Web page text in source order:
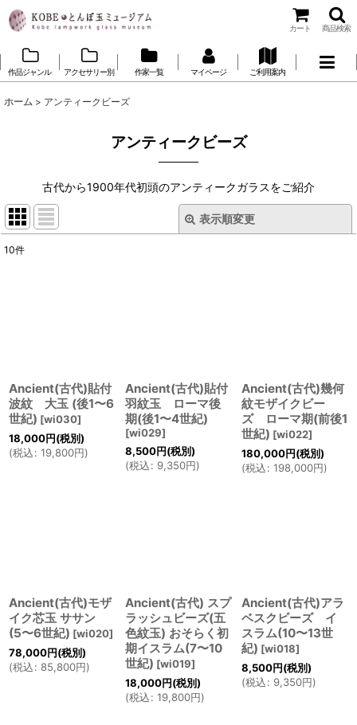
カート 商品検索
作品ジャンル アクセサリー別 作家一覧 マイページ ご利用案内
ホーム > アンティークビーズ
アンティークビーズ
古代から1900年代初頭のアンティークガラスをご紹介
表示順変更
絞り込む
10件
Ancient(古代)貼付
波紋 大玉 (後1〜6
世紀) [wi030]
18,000円(税別)
(税込: 19,800円)
Ancient(古代)貼付
羽紋玉 ローマ後
期(後1〜4世紀)
[wi029]
8,500円(税別)
(税込: 9,350円)
Ancient(古代)幾何
紋モザイクビー
ズ ローマ期(前後1
世紀) [wi022]
180,000円(税別)
(税込: 198,000円)
Ancient(古代)モザ
イク芯玉 ササン
(5〜6世紀) [wi020]
78,000円(税別)
(税込: 85,800円)
Ancient(古代) スプ
ラッシュビーズ(五
色紋玉) おそらく初
期イスラム(7〜10
世紀) [wi019]
18,000円(税別)
(税込: 19,800円)
Ancient(古代)アラ
ベスクビーズ イ
スラム(10〜13世
紀) [wi018]
8,500円(税別)
(税込: 9,350円)